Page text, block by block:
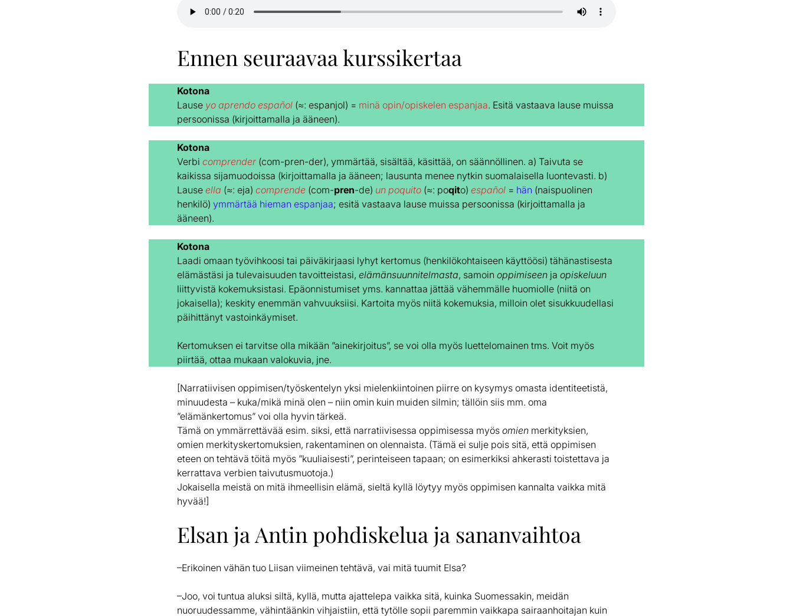
Ennen seuraavaa kurssikertaa
Kotona
Lause yo aprendo español (≈: espanjol) = minä opin/opiskelen espanjaa. Esitä vastaava lause muissa
persoonissa (kirjoittamalla ja ääneen).
Kotona
Verbi comprender (com-pren-der), ymmärtää, sisältää, käsittää, on säännöllinen. a) Taivuta se
kaikissa sijamuodoissa (kirjoittamalla ja ääneen; lausunta menee nytkin suomalaisella luontevasti. b)
Lause ella (≈: eja) comprende (com-pren-de) un poquito (≈: poqito) español = hän (naispuolinen
henkilö) ymmärtää hieman espanjaa; esitä vastaava lause muissa persoonissa (kirjoittamalla ja
ääneen).
Kotona
Laadi omaan työvihkoosi tai päiväkirjaasi lyhyt kertomus (henkilökohtaiseen käyttöösi) tähänastisesta
elämästäsi ja tulevaisuuden tavoitteistasi, elämänsuunnitelmasta, samoin oppimiseen ja opiskeluun
liittyvistä kokemuksistasi. Epäonnistumiset yms. kannattaa jättää vähemmälle huomiolle (niitä on
jokaisella); keskity enemmän vahvuuksiisi. Kartoita myös niitä kokemuksia, milloin olet sisukkuudellasi
päihittänyt vastoinkäymiset.
Kertomuksen ei tarvitse olla mikään ”ainekirjoitus”, se voi olla myös luettelomainen tms. Voit myös
piirtää, ottaa mukaan valokuvia, jne.
[Narratiivisen oppimisen/työskentelyn yksi mielenkiintoinen piirre on kysymys omasta identiteetistä,
minuudesta – kuka/mikä minä olen – niin omin kuin muiden silmin; tällöin siis mm. oma
”elämänkertomus” voi olla hyvin tärkeä.
Tämä on ymmärrettävää esim. siksi, että narratiivisessa oppimisessa myös omien merkityksien,
omien merkityskertomuksien, rakentaminen on olennaista. (Tämä ei sulje pois sitä, että oppimisen
eteen on tehtävä töitä myös ”kuuliaisesti”, perinteiseen tapaan; on esimerkiksi ahkerasti toistettava ja
kerrattava verbien taivutusmuotoja.)
Jokaisella meistä on mitä ihmeellisin elämä, sieltä kyllä löytyy myös oppimisen kannalta vaikka mitä
hyvää!]
Elsan ja Antin pohdiskelua ja sananvaihtoa
–Erikoinen vähän tuo Liisan viimeinen tehtävä, vai mitä tuumit Elsa?
–Joo, voi tuntua aluksi siltä, kyllä, mutta ajattelepa vaikka sitä, kuinka Suomessakin, meidän
nuoruudessamme, vähintäänkin vihjaistiin, että tytölle sopii paremmin vaikkapa sairaanhoitajan kuin